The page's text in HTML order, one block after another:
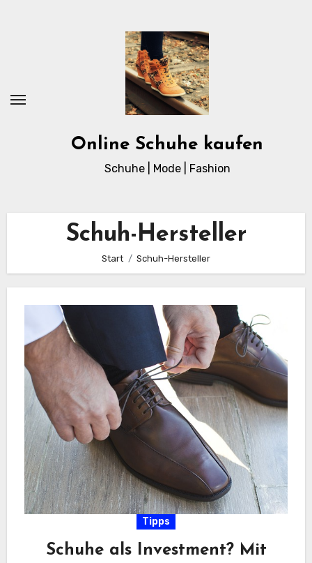
Online Schuhe kaufen
Schuhe | Mode | Fashion
Schuh-Hersteller
Start Schuh-Hersteller
Tipps
Schuhe als Investment? Mit